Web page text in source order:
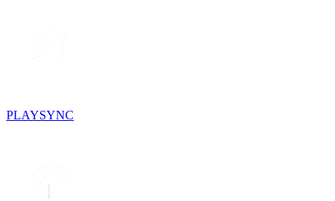
PLAYSYNC